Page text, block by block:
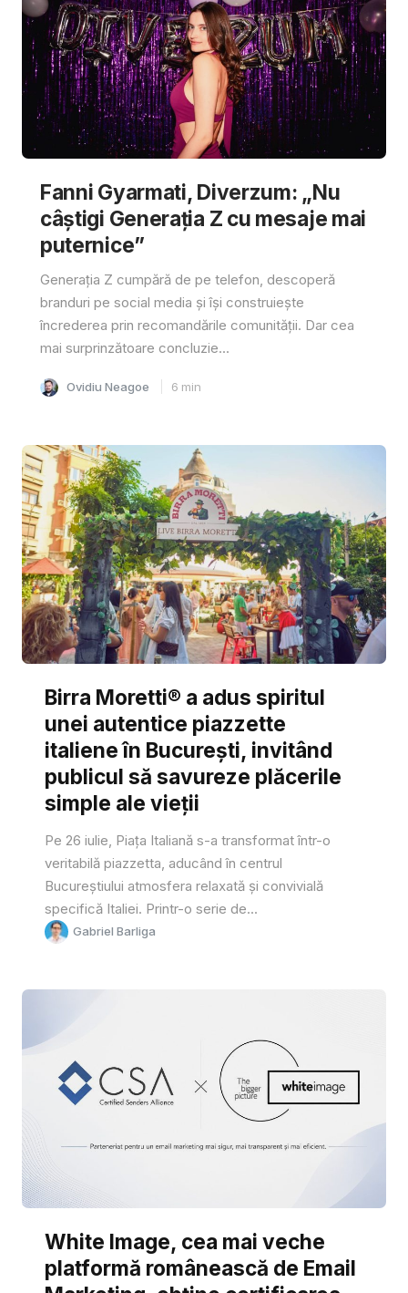
Fanni Gyarmati, Diverzum: „Nu
câștigi Generația Z cu mesaje mai
puternice”
Generația Z cumpără de pe telefon, descoperă
branduri pe social media și își construiește
încrederea prin recomandările comunității. Dar cea
mai surprinzătoare concluzie...
Ovidiu Neagoe 6 min
Birra Moretti® a adus spiritul
unei autentice piazzette
italiene în București, invitând
publicul să savureze plăcerile
simple ale vieții
Pe 26 iulie, Piața Italiană s-a transformat într-o
veritabilă piazzetta, aducând în centrul
Bucureștiului atmosfera relaxată și convivială
specifică Italiei. Printr-o serie de...
Gabriel Barliga
White Image, cea mai veche
platformă românească de Email